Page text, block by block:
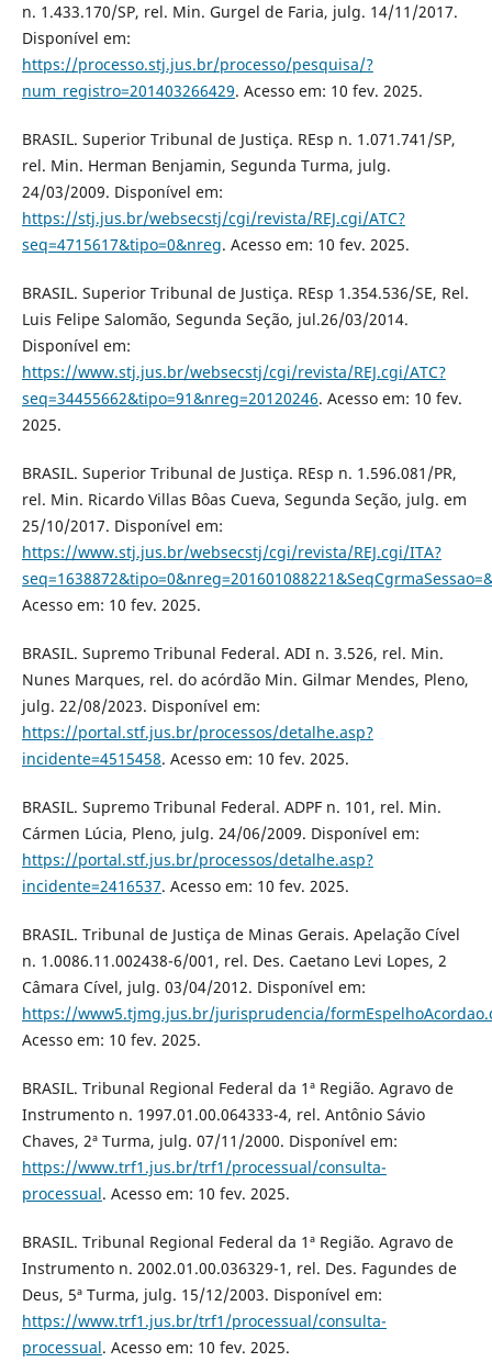
n. 1.433.170/SP, rel. Min. Gurgel de Faria, julg. 14/11/2017.
Disponível em:
https://processo.stj.jus.br/processo/pesquisa/?
num_registro=201403266429. Acesso em: 10 fev. 2025.
BRASIL. Superior Tribunal de Justiça. REsp n. 1.071.741/SP,
rel. Min. Herman Benjamin, Segunda Turma, julg.
24/03/2009. Disponível em:
https://stj.jus.br/websecstj/cgi/revista/REJ.cgi/ATC?
seq=4715617&tipo=0&nreg. Acesso em: 10 fev. 2025.
BRASIL. Superior Tribunal de Justiça. REsp 1.354.536/SE, Rel.
Luis Felipe Salomão, Segunda Seção, jul.26/03/2014.
Disponível em:
https://www.stj.jus.br/websecstj/cgi/revista/REJ.cgi/ATC?
seq=34455662&tipo=91&nreg=20120246. Acesso em: 10 fev.
2025.
BRASIL. Superior Tribunal de Justiça. REsp n. 1.596.081/PR,
rel. Min. Ricardo Villas Bôas Cueva, Segunda Seção, julg. em
25/10/2017. Disponível em:
https://www.stj.jus.br/websecstj/cgi/revista/REJ.cgi/ITA?
Acesso em: 10 fev. 2025.
BRASIL. Supremo Tribunal Federal. ADI n. 3.526, rel. Min.
Nunes Marques, rel. do acórdão Min. Gilmar Mendes, Pleno,
julg. 22/08/2023. Disponível em:
https://portal.stf.jus.br/processos/detalhe.asp?
incidente=4515458. Acesso em: 10 fev. 2025.
BRASIL. Supremo Tribunal Federal. ADPF n. 101, rel. Min.
Cármen Lúcia, Pleno, julg. 24/06/2009. Disponível em:
https://portal.stf.jus.br/processos/detalhe.asp?
incidente=2416537. Acesso em: 10 fev. 2025.
BRASIL. Tribunal de Justiça de Minas Gerais. Apelação Cível
n. 1.0086.11.002438-6/001, rel. Des. Caetano Levi Lopes, 2
Câmara Cível, julg. 03/04/2012. Disponível em:
https://www5.tjmg.jus.br/jurisprudencia/
Acesso em: 10 fev. 2025.
BRASIL. Tribunal Regional Federal da 1ª Região. Agravo de
Instrumento n. 1997.01.00.064333-4, rel. Antônio Sávio
Chaves, 2ª Turma, julg. 07/11/2000. Disponível em:
https://www.trf1.jus.br/trf1/processual/consulta-
processual. Acesso em: 10 fev. 2025.
BRASIL. Tribunal Regional Federal da 1ª Região. Agravo de
Instrumento n. 2002.01.00.036329-1, rel. Des. Fagundes de
Deus, 5ª Turma, julg. 15/12/2003. Disponível em:
https://www.trf1.jus.br/trf1/processual/consulta-
processual. Acesso em: 10 fev. 2025.